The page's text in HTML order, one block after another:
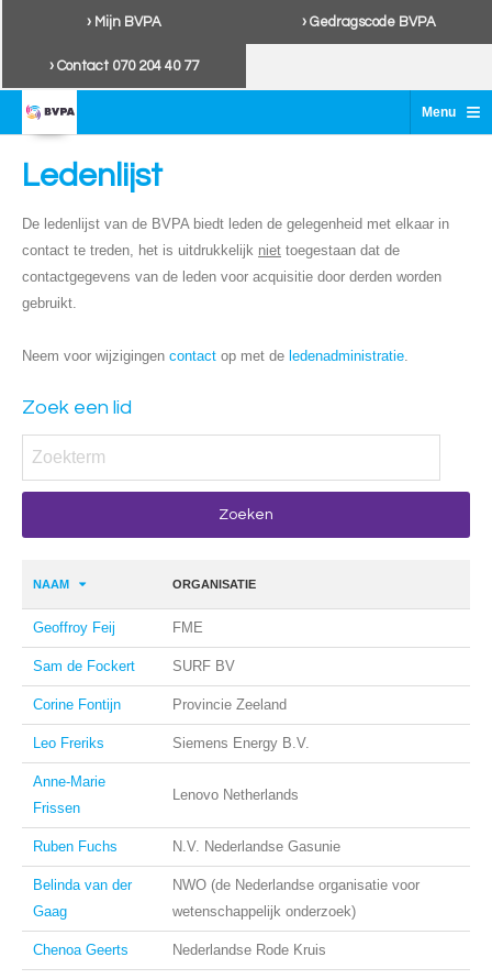
› Mijn BVPA › Gedragscode BVPA
› Contact 070 204 40 77
Menu ≡
Ledenlijst
De ledenlijst van de BVPA biedt leden de gelegenheid met elkaar in
contact te treden, het is uitdrukkelijk niet toegestaan dat de
contactgegevens van de leden voor acquisitie door derden worden
gebruikt.
Neem voor wijzigingen contact op met de ledenadministratie.
Zoek een lid
NAAM ORGANISATIE
Geoffroy Feij FME
Sam de Fockert SURF BV
Corine Fontijn Provincie Zeeland
Leo Freriks Siemens Energy B.V.
Anne-Marie
Frissen
Lenovo Netherlands
Ruben Fuchs N.V. Nederlandse Gasunie
Belinda van der
Gaag
NWO (de Nederlandse organisatie voor
wetenschappelijk onderzoek)
Chenoa Geerts Nederlandse Rode Kruis